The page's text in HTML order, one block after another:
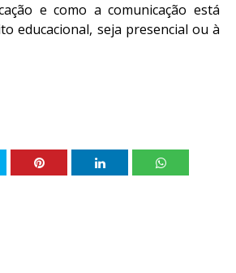
e como a comunicação está
educacional, seja presencial ou à